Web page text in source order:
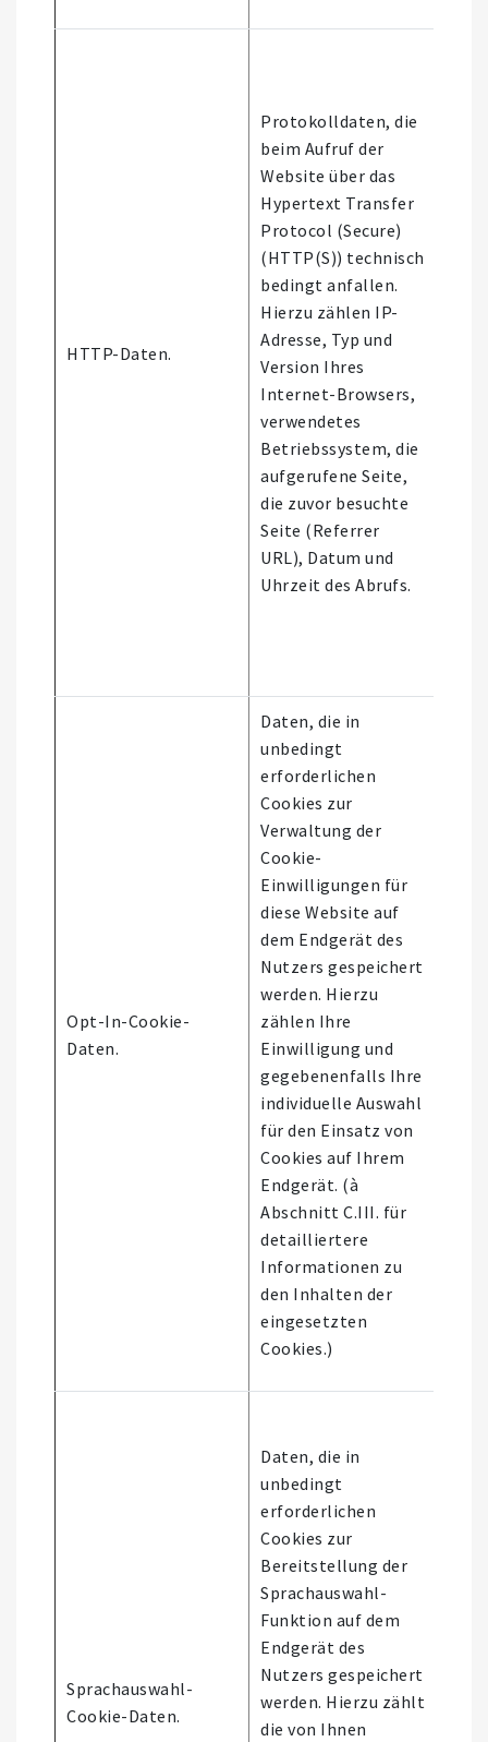
HTTP-Daten.
Protokolldaten, die
beim Aufruf der
Website über das
Hypertext Transfer
Protocol (Secure)
(HTTP(S)) technisch
bedingt anfallen.
Hierzu zählen IP-
Adresse, Typ und
Version Ihres
Internet-Browsers,
verwendetes
Betriebssystem, die
aufgerufene Seite,
die zuvor besuchte
Seite (Referrer
URL), Datum und
Uhrzeit des Abrufs.
Opt-In-Cookie-
Daten.
Daten, die in
unbedingt
erforderlichen
Cookies zur
Verwaltung der
Cookie-
Einwilligungen für
diese Website auf
dem Endgerät des
Nutzers gespeichert
werden. Hierzu
zählen Ihre
Einwilligung und
gegebenenfalls Ihre
individuelle Auswahl
für den Einsatz von
Cookies auf Ihrem
Endgerät. (à
Abschnitt C.III. für
detailliertere
Informationen zu
den Inhalten der
eingesetzten
Cookies.)
Sprachauswahl-
Cookie-Daten.
Daten, die in
unbedingt
erforderlichen
Cookies zur
Bereitstellung der
Sprachauswahl-
Funktion auf dem
Endgerät des
Nutzers gespeichert
werden. Hierzu zählt
die von Ihnen